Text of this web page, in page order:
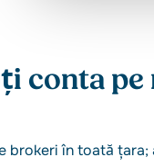
conta pe
brokeri în toată